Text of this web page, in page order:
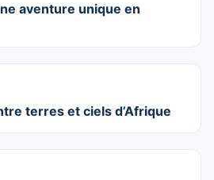
aventure unique en
terres et ciels d’Afrique